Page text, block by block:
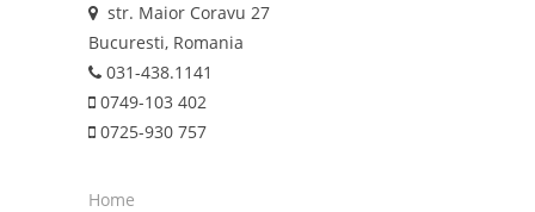
str. Maior Coravu 27
Bucuresti, Romania
031-438.1141
0749-103 402
0725-930 757
Home